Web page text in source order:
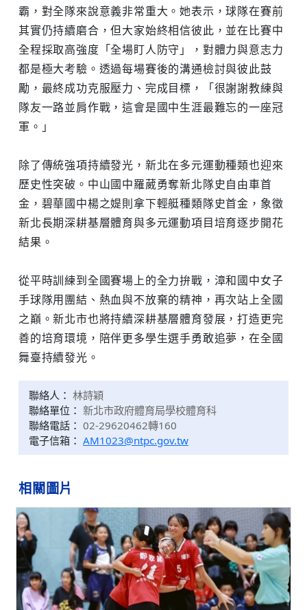
霸，對全隊來說意義非常重大。她表示，球隊在賽前
其實仍持續磨合，但大家始終相信彼此，並在比賽中
全程採取高強度「全場盯人防守」，對體力與意志力
都是極大考驗。透過每場賽後的溝通檢討與彼此鼓
勵，最終成功克服壓力、完成目標，「很謝謝教練與
隊友一路並肩作戰，這會是國中生涯最難忘的一座冠
軍。」
除了傳統強項持續發光，新北在多元運動種類也迎來
歷史性突破。中山國中羅葳勇奪新北隊史自由車首
金，碧華國中楊之媞則拿下輕艇種類隊史首金，象徵
新北長期深耕基層體育與多元運動項目培育逐步開花
結果。
從平時訓練到全國賽場上的全力拚戰，漳和國中女子
手球隊用團結、熱血與不放棄的精神，再次站上全國
之巔。新北市也將持續深耕基層體育發展，打造更完
善的培育環境，陪伴更多學生選手勇敢追夢，在全國
舞臺持續發光。
聯絡人： 林詩穎
聯絡單位： 新北市政府體育局學校體育科
聯絡電話： 02-29620462轉160
電子信箱： AM1023@ntpc.gov.tw
相關圖片